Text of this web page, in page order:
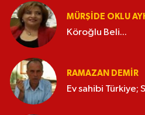
MÜRŞIDE OKLU
Köroğlu Beli...
RAMAZAN DEMİR
Ev sahibi Türkiye;